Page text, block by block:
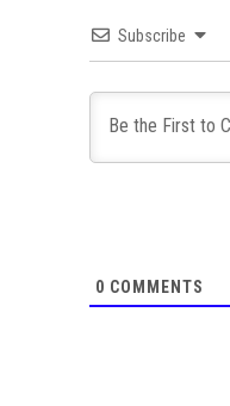
Subscribe
0 COMMENTS